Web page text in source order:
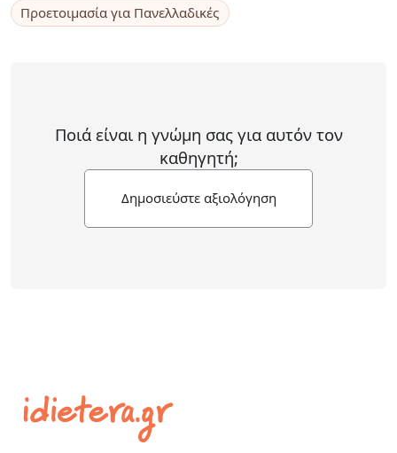
Προετοιμασία για Πανελλαδικές
Ποιά είναι η γνώμη σας για αυτόν τον
καθηγητή;
Δημοσιεύστε αξιολόγηση